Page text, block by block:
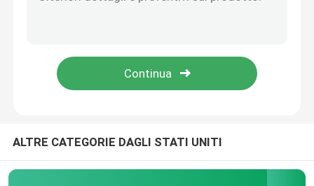
Gru da cantiere
Granate a torre a ghisa
Vendiamo una mini gru a torre auto-elevata 6T
Macchine e apparecchi per la costruzione
ALTRE CATEGORIE DAGLI STATI UNITI